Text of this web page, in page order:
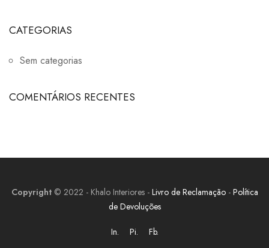
CATEGORIAS
Sem categorias
COMENTÁRIOS RECENTES
Copyright© 2022 - Khalo Interiores - Livro de Reclamação- Política
de Devoluções
In. Pi. Fb.